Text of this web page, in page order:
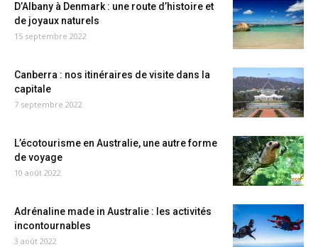
D’Albany à Denmark : une route d’histoire et
de joyaux naturels
15 septembre 2022
Canberra : nos itinéraires de visite dans la
capitale
7 septembre 2022
L’écotourisme en Australie, une autre forme
de voyage
10 août 2022
Adrénaline made in Australie : les activités
incontournables
3 août 2022